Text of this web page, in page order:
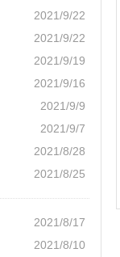
2021/9/22
2021/9/22
2021/9/19
2021/9/16
2021/9/9
2021/9/7
2021/8/28
2021/8/25
2021/8/17
2021/8/10